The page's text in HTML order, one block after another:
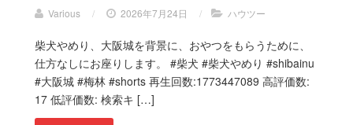
Various / 2026年7月24日 / ハウツー
柴犬やめり、大阪城を背景に、おやつをもらうために、
仕方なしにお座りします。 #柴犬 #柴犬やめり #shibainu
#大阪城 #梅林 #shorts 再生回数:1773447089 高評価数:
17 低評価数: 検索キ […]